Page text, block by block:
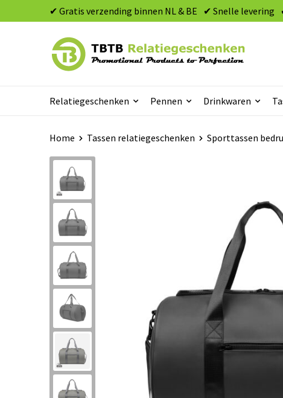
✔ Gratis verzending binnen NL & BE ✔ Snelle levering
Relatiegeschenken Pennen Drinkwaren
Home Tassen relatiegeschenken Sporttassen